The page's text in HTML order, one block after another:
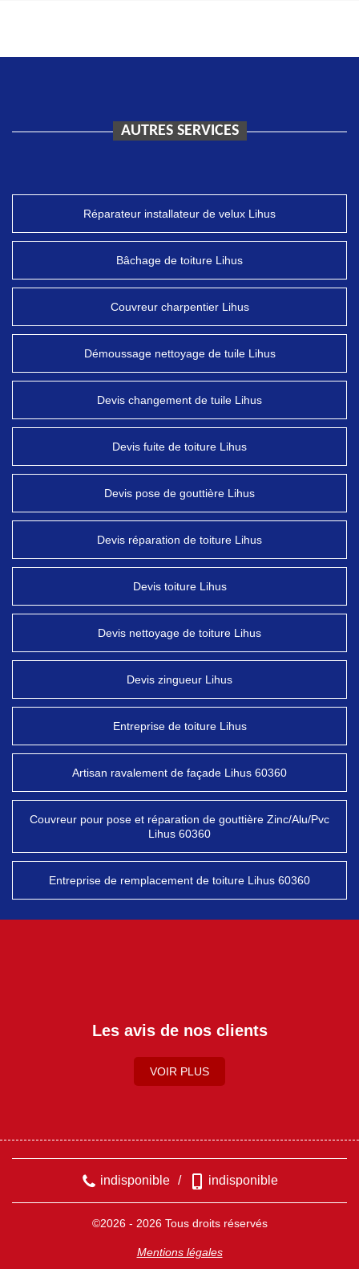
AUTRES SERVICES
Réparateur installateur de velux Lihus
Bâchage de toiture Lihus
Couvreur charpentier Lihus
Démoussage nettoyage de tuile Lihus
Devis changement de tuile Lihus
Devis fuite de toiture Lihus
Devis pose de gouttière Lihus
Devis réparation de toiture Lihus
Devis toiture Lihus
Devis nettoyage de toiture Lihus
Devis zingueur Lihus
Entreprise de toiture Lihus
Artisan ravalement de façade Lihus 60360
Couvreur pour pose et réparation de gouttière Zinc/Alu/Pvc
Lihus 60360
Entreprise de remplacement de toiture Lihus 60360
Les avis de nos clients
VOIR PLUS
indisponible / indisponible
©2026 - 2026 Tous droits réservés
Mentions légales